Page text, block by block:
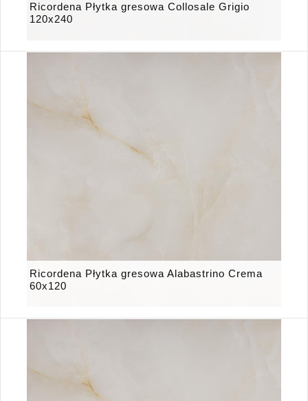
Ricordena Płytka gresowa Collosale Grigio
120x240
Ricordena Płytka gresowa Alabastrino Crema
60x120